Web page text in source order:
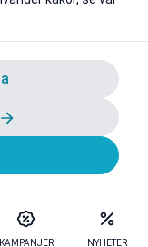
KAMPANJER NYHETER